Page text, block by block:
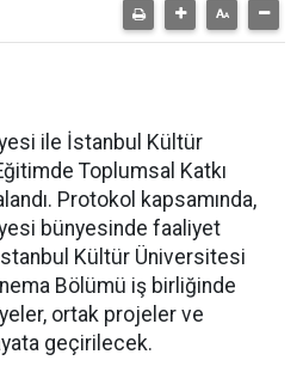
ile İstanbul Kültür
Toplumsal Katkı
Protokol kapsamında,
bünyesinde faaliyet
Kültür Üniversitesi
Bölümü iş birliğinde
ortak projeler ve
geçirilecek.